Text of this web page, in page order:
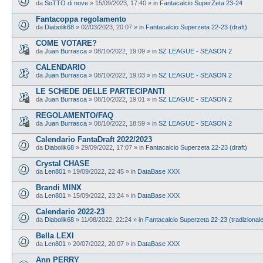
da SoTTO di nove » 15/09/2023, 17:40 » in Fantacalcio SuperZeta 23-24
Fantacoppa regolamento
da Diabolik68 » 02/03/2023, 20:07 » in Fantacalcio Superzeta 22-23 (draft)
COME VOTARE?
da Juan Burrasca » 08/10/2022, 19:09 » in SZ LEAGUE - SEASON 2
CALENDARIO
da Juan Burrasca » 08/10/2022, 19:03 » in SZ LEAGUE - SEASON 2
LE SCHEDE DELLE PARTECIPANTI
da Juan Burrasca » 08/10/2022, 19:01 » in SZ LEAGUE - SEASON 2
REGOLAMENTO/FAQ
da Juan Burrasca » 08/10/2022, 18:59 » in SZ LEAGUE - SEASON 2
Calendario FantaDraft 2022/2023
da Diabolik68 » 29/09/2022, 17:07 » in Fantacalcio Superzeta 22-23 (draft)
Crystal CHASE
da Len801 » 19/09/2022, 22:45 » in DataBase XXX
Brandi MINX
da Len801 » 15/09/2022, 23:24 » in DataBase XXX
Calendario 2022-23
da Diabolik68 » 11/08/2022, 22:24 » in Fantacalcio Superzeta 22-23
Bella LEXI
da Len801 » 20/07/2022, 20:07 » in DataBase XXX
Ann PERRY